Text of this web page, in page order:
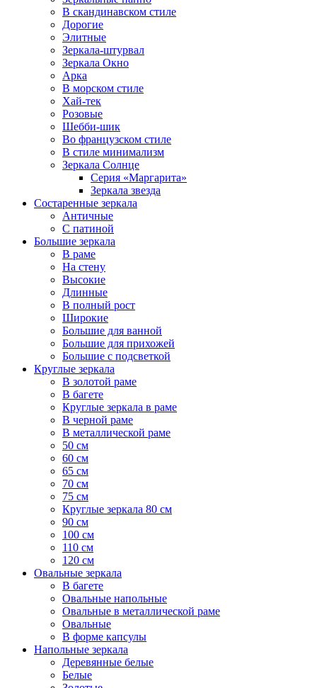
В скандинавском стиле
Дорогие
Элитные
Зеркала-штурвал
Зеркала Окно
Арка
В морском стиле
Хай-тек
Розовые
Шебби-шик
Во французском стиле
В стиле минимализм
Зеркала Солнце
Серия «Маргарита»
Зеркала звезда
Состаренные зеркала
Античные
С патиной
Большие зеркала
В раме
На стену
Высокие
Длинные
В полный рост
Широкие
Большие для ванной
Большие для прихожей
Большие с подсветкой
Круглые зеркала
В золотой раме
В багете
Круглые зеркала в раме
В черной раме
В металлической раме
50 см
60 см
65 см
70 см
75 см
Круглые зеркала 80 см
90 см
100 см
110 см
120 см
Овальные зеркала
В багете
Овальные напольные
Овальные в металлической раме
Овальные
В форме капсулы
Напольные зеркала
Деревянные белые
Белые